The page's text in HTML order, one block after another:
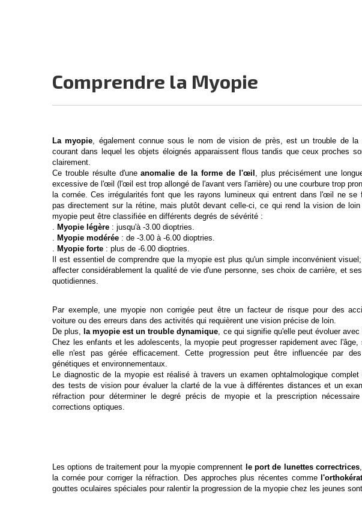
Comprendre la Myopie
La myopie , également connue sous le nom de vision de près, est un trouble de la
courant dans lequel les objets éloignés apparaissent flous tandis que ceux proches
clairement.
Ce trouble résulte d'uneanomalie de la forme de l'œil , plus précisément une
excessive de l'œil (l'œil est trop allongé de l'avant vers l'arrière) ou une courbure trop
la cornée. Ces irrégularités font que les rayons lumineux qui entrent dans l'œil ne se
pas directement sur la rétine, mais plutôt devant celle-ci, ce qui rend la vision de
myopie peut être classifiée en différents degrés de sévérité :
Myopie légère : jusqu'à -3.00 dioptries.
Myopie modérée : de -3.00 à -6.00 dioptries.
Myopie forte : plus de -6.00 dioptries.
Il est essentiel de comprendre que la myopie est plus qu'un simple inconvénient
affecter considérablement la qualité de vie d'une personne, ses choix de carrière, et
quotidiennes.
Par exemple, une myopie non corrigée peut être un facteur de risque pour des
voiture ou des erreurs dans des activités qui requièrent une vision précise de loin.
De plus,la myopie est un trouble dynamique , ce qui signifie qu'elle peut évoluer avec
Chez les enfants et les adolescents, la myopie peut progresser rapidement avec l'âge,
elle n'est pas gérée efficacement. Cette progression peut être influencée par
génétiques et environnementaux.
Le diagnostic de la myopie est réalisé à travers un examen ophtalmologique complet
des tests de vision pour évaluer la clarté de la vue à différentes distances et un
réfraction pour déterminer le degré précis de myopie et la prescription
corrections optiques.
Les options de traitement pour la myopie comprennent le port de lunettes correctrices
la cornée pour corriger la réfraction. Des approches plus récentes comme
gouttes oculaires spéciales pour ralentir la progression de la myopie chez les jeunes